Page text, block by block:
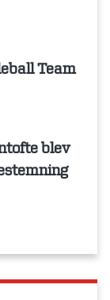
Team
blev